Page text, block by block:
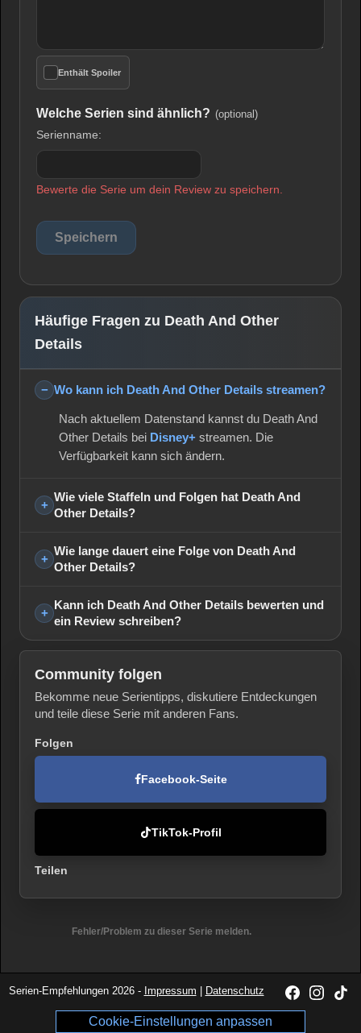
Enthält Spoiler
Welche Serien sind ähnlich? (optional)
Serienname:
Bewerte die Serie um dein Review zu speichern.
Häufige Fragen zu Death And Other
Details
Wo kann ich Death And Other Details streamen?
Nach aktuellem Datenstand kannst du Death And
Other Details bei Disney+ streamen. Die
Verfügbarkeit kann sich ändern.
Wie viele Staffeln und Folgen hat Death And
Other Details?
Wie lange dauert eine Folge von Death And
Other Details?
Kann ich Death And Other Details bewerten und
ein Review schreiben?
Community folgen
Bekomme neue Serientipps, diskutiere Entdeckungen
und teile diese Serie mit anderen Fans.
Folgen
Facebook-Seite
TikTok-Profil
Teilen
Fehler/Problem zu dieser Serie melden.
Serien-Empfehlungen 2026 - Impressum Datenschutz
Cookie-Einstellungen anpassen